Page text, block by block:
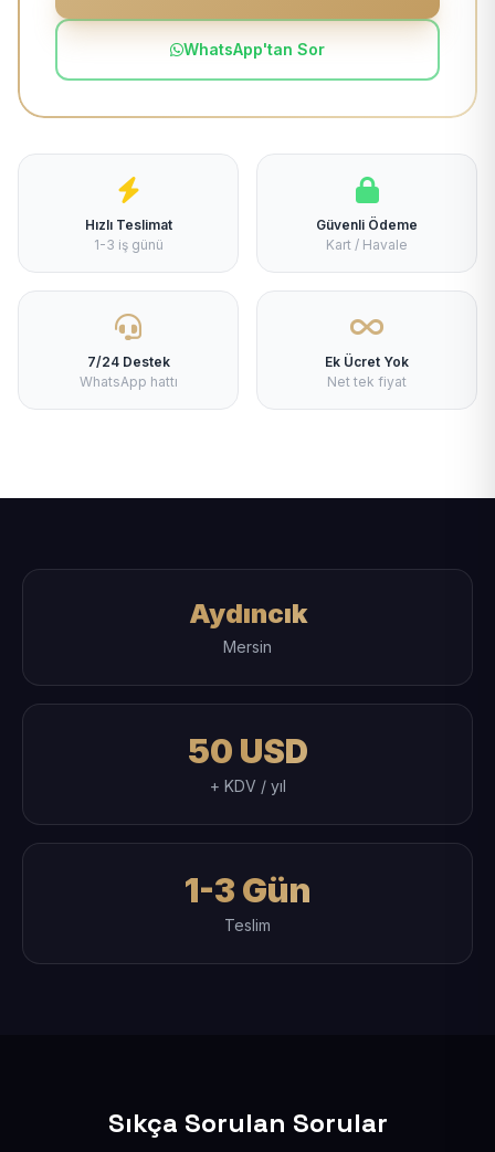
WhatsApp'tan Sor
Hızlı Teslimat
1-3 iş günü
Güvenli Ödeme
Kart / Havale
7/24 Destek
WhatsApp hattı
Ek Ücret Yok
Net tek fiyat
Aydıncık
Mersin
50 USD
+ KDV / yıl
1-3 Gün
Teslim
Sıkça Sorulan Sorular